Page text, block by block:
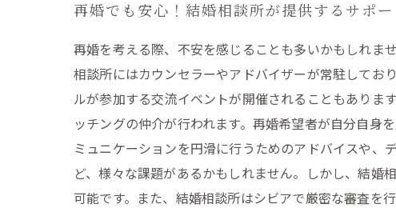
再婚でも安心！結婚相談所が提供するサポ
再婚を考える際、不安を感じることも多いかもしれま
相談所にはカウンセラーやアドバイザーが常駐してお
ルが参加する交流イベントが開催されることもありま
ッチングの仲介が行われます。再婚希望者が自分自身
ミュニケーションを円滑に行うためのアドバイスや、
ど、様々な課題があるかもしれません。しかし、結
可能です。また、結婚相談所はシビアで厳密な審査を